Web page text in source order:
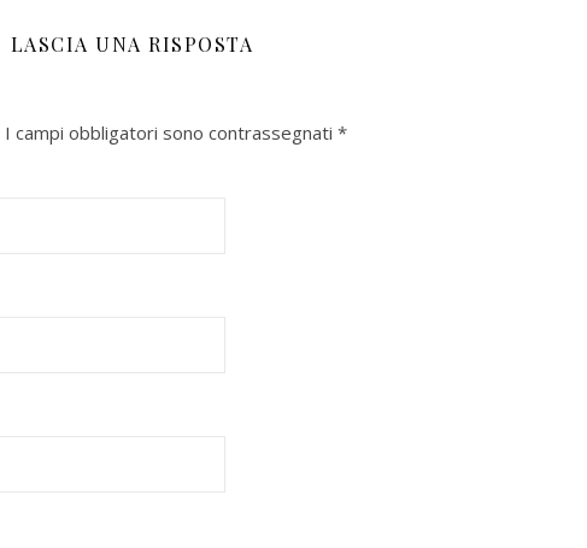
LASCIA UNA RISPOSTA
I campi obbligatori sono contrassegnati *